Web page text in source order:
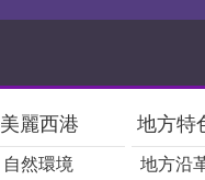
美麗西港
自然環境
地方特
地方沿